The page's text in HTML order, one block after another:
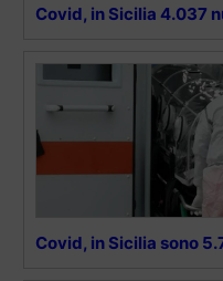
Covid, in Sicilia 4.037
Covid, in Sicilia sono